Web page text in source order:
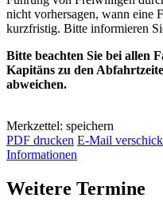
nicht vorhersagen, wann eine
kurzfristig. Bitte informieren
Bitte beachten Sie bei allen
Kapitäns zu den
abweichen.
Merkzettel: speichern
PDF drucken E-Mail
Informationen
Weitere Termine